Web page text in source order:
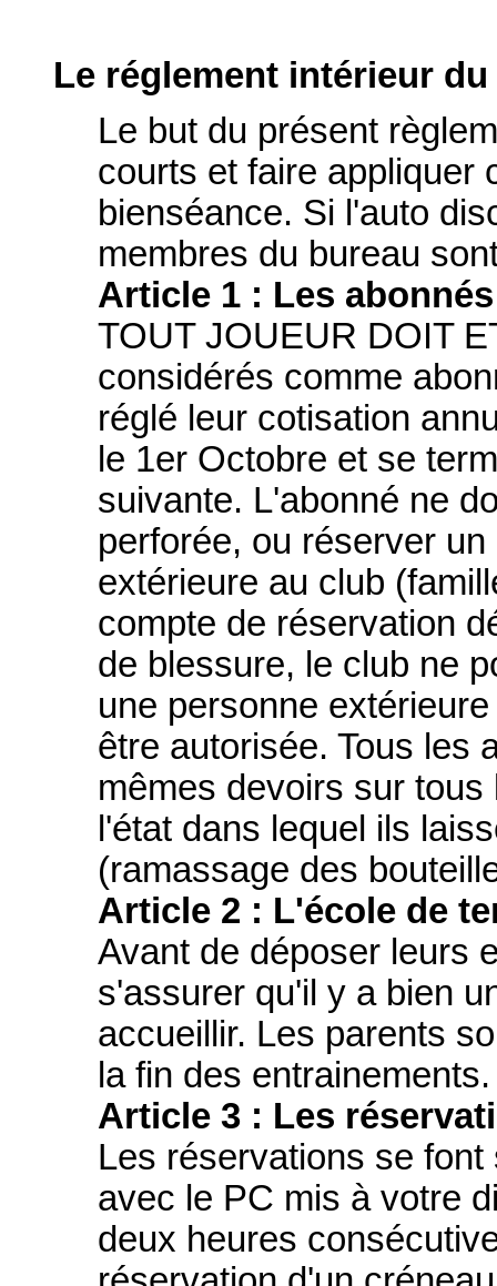
Le réglement intérieur
Le but du présent
courts et faire appliquer
bienséance. Si l'auto
membres du bureau
Article 1 : Les abonnés
TOUT JOUEUR DOIT
considérés comme
réglé leur cotisation
le 1er Octobre et se
suivante. L'abonné ne
perforée, ou réserver
extérieure au club
compte de réservation
de blessure, le club ne
une personne
être autorisée. Tous les
mêmes devoirs sur
l'état dans lequel ils
(ramassage des
Article 2 : L'école de
Avant de déposer leurs
s'assurer qu'il y a bien
accueillir. Les parents
la fin des entrainements.
Article 3 : Les
Les réservations se
avec le PC mis à votre
deux heures